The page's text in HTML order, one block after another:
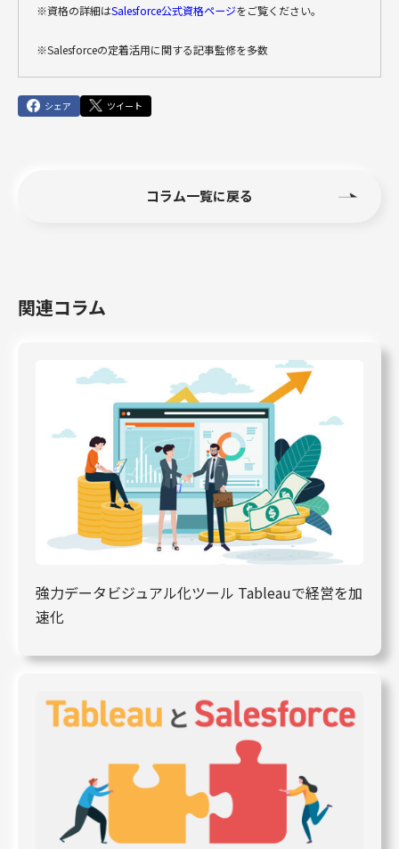
※資格の詳細はSalesforce公式資格ページをご覧ください。
※Salesforceの定着活用に関する記事監修を多数
シェア ツイート
コラム一覧に戻る
関連コラム
強力データビジュアル化ツール Tableauで経営を加
速化